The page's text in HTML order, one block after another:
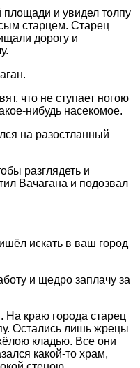
и увидел толпу
старцем. Старец
дорогу и
что не ступает ногою
нибудь насекомое.
на разостланный
разглядеть и
Вачагана и подозвал
искать в ваш город
и щедро заплачу за
На краю города старец
Остались лишь жрецы
кладью. Все они
какой-то храм,